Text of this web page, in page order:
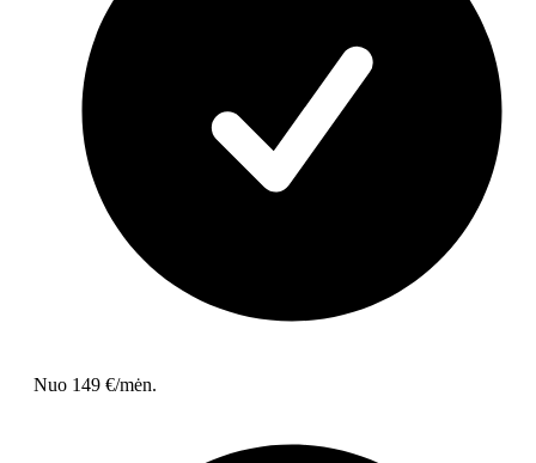
Nuo 149 €/mėn.